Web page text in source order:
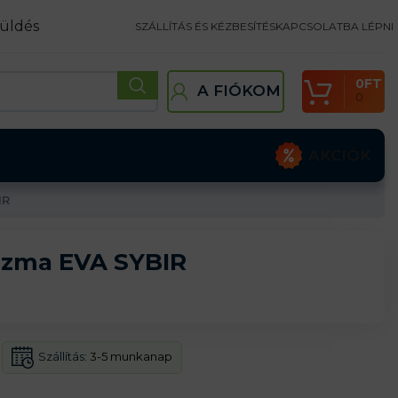
SZÁLLÍTÁS ÉS KÉZBESÍTÉSKAPCSOLATBA LÉPNI
A FIÓKOM 0
0FT
EVA SYBIR
Szállítás: 3-5 munkanap